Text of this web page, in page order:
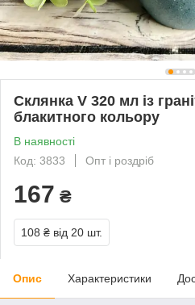
Склянка V 320 мл із
блакитного кольору
В наявності
Код: 3833
Опт і роздріб
167 ₴
108 ₴ від 20 шт.
Опис Характеристики